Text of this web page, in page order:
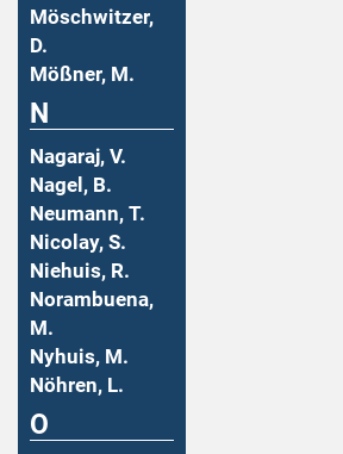
Möschwitzer,
D.
Mößner, M.
N
Nagaraj, V.
Nagel, B.
Neumann, T.
Nicolay, S.
Niehuis, R.
Norambuena,
M.
Nyhuis, M.
Nöhren, L.
O